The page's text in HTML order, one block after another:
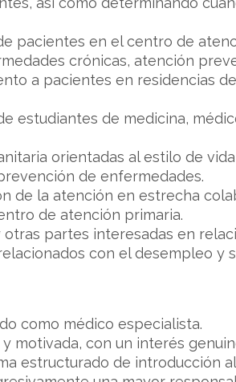
pacientes en el centro de
crónicas, atención
a pacientes en residencias
estudiantes de medicina,
orientadas al estilo de
de enfermedades.
de la atención en estrecha
de atención primaria.
partes interesadas en
con el desempleo y
como médico especialista.
motivada, con un interés
estructurado de introducción